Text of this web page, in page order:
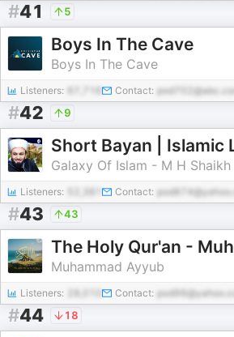
#41 5
Boys In The Cave
Boys In The Cave
Listeners: Contact:
#42 9
Short Bayan | Islamic
Galaxy Of Islam - M H Shaikh
Listeners: Contact:
#43 43
The Holy Qur'an -
Muhammad Ayyub
Listeners: Contact:
#44 18